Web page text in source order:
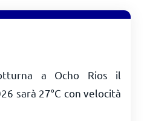
a Ocho Rios il
sarà 27°C con velocità